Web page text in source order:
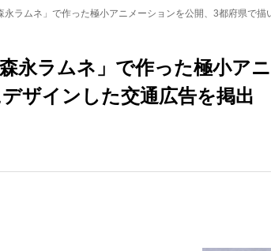
永ラムネ」で作った極小アニメーションを公開、3都府県で
森永ラムネ」で作った極小ア
ザインした交通広告を掲出